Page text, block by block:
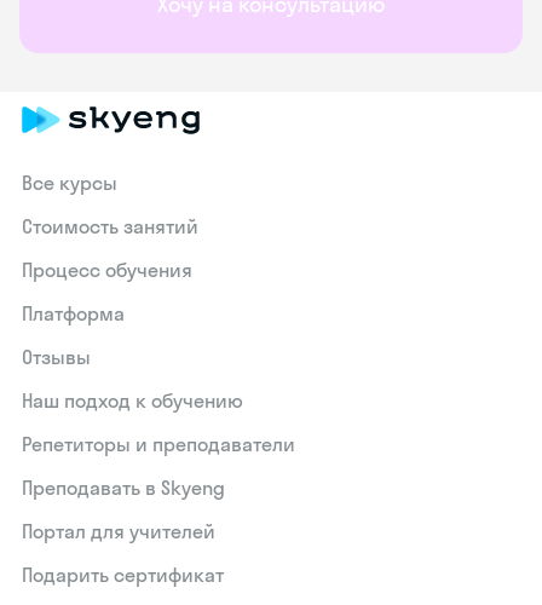
Все курсы
Стоимость занятий
Процесс обучения
Платформа
Отзывы
Наш подход к обучению
Репетиторы и преподаватели
Преподавать в Skyeng
Портал для учителей
Подарить сертификат